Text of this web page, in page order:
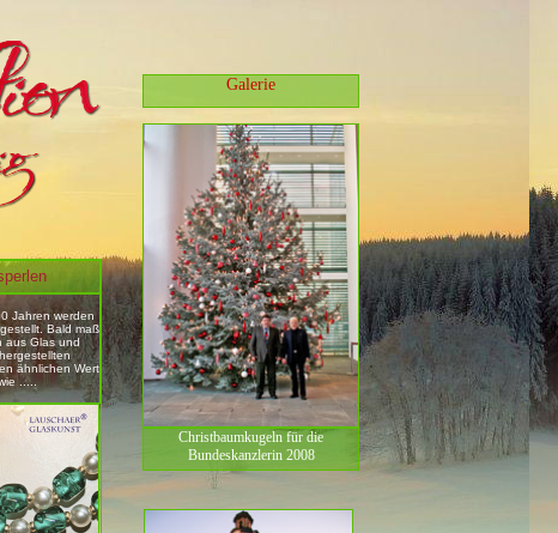
Jahren werden
Bald maß
aus Glas und
ähnlichen Wert
.....
Galerie
Christbaumkugeln für die
Bundeskanzlerin 2008